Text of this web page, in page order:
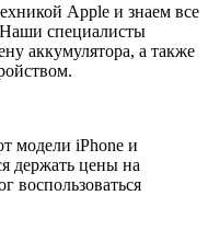
Apple и знаем все
Наши специалисты
аккумулятора, а также
модели iPhone и
держать цены на
воспользоваться